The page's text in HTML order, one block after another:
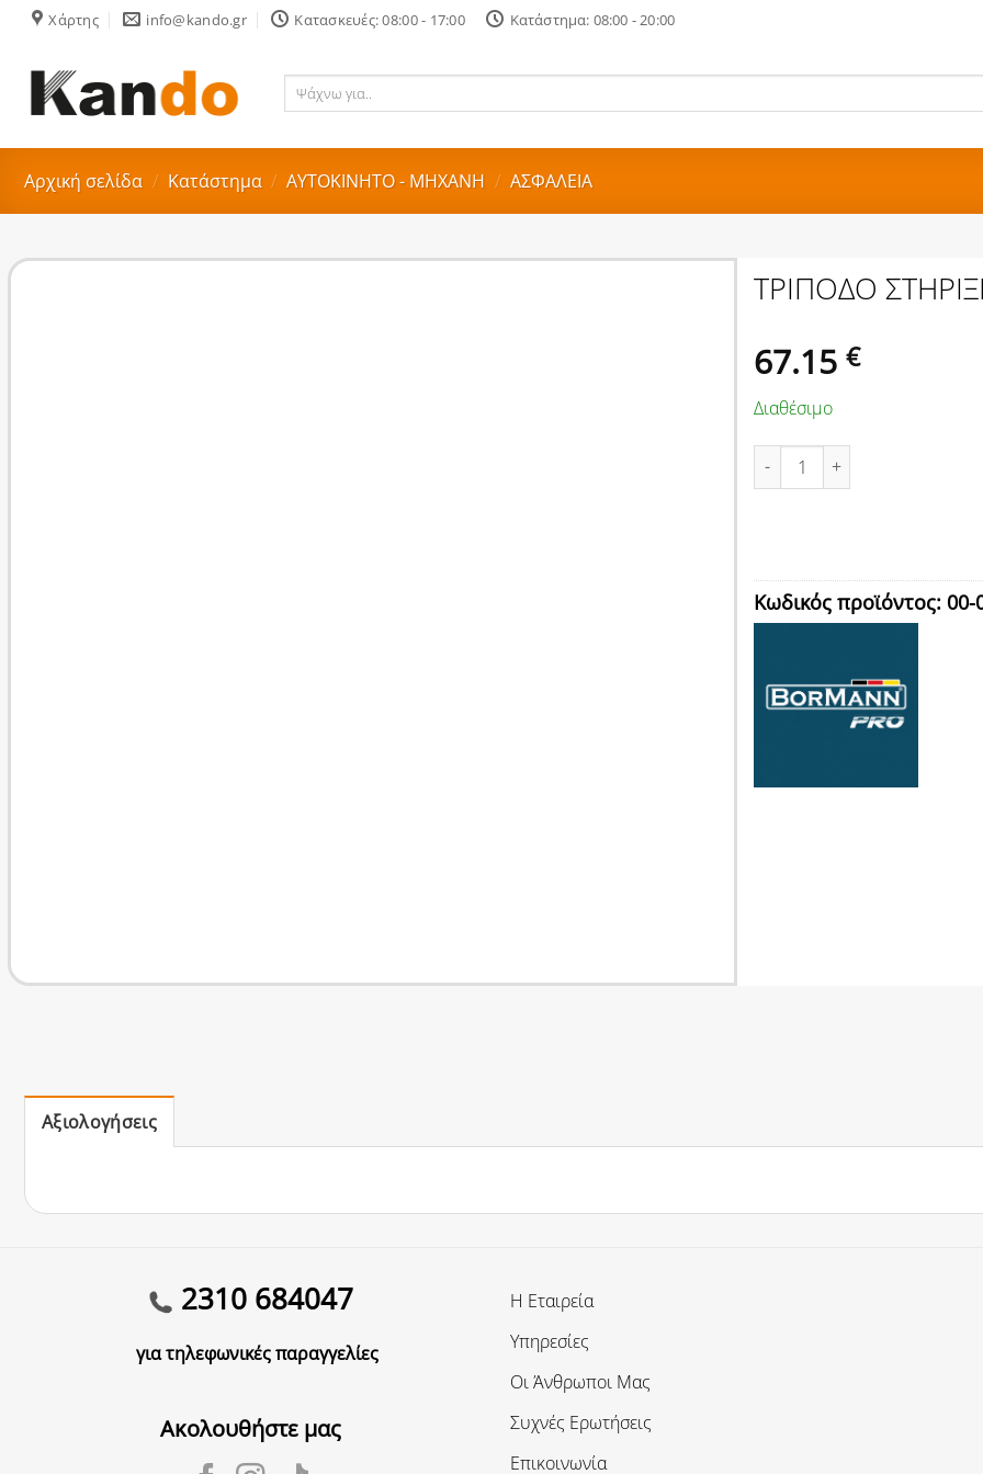
Skip
content
Χάρτης info@kando.gr Κατασκευές: 08:00 - 17:00 Κατάστημα: 08:00 - 20:00
Ψάχνω
Αρχική σελίδα / Κατάστημα / ΑΥΤΟΚΙΝΗΤΟ - ΜΗΧΑΝΗ / ΑΣΦΑΛΕΙΑ
ΤΡΙΠΟΔΟ
67.15 €
Διαθέσιμο
ΤΡΙΠΟΔΟ ΣΤΗΡΙΞΗΣ 6Ton
Κωδικός προϊόντος: 00-
Αξιολογήσεις
2310 684047
για τηλεφωνικές παραγγελίες
Ακολουθήστε μας
Η Εταιρεία
Υπηρεσίες
Οι Άνθρωποι Μας
Συχνές Ερωτήσεις
Επικοινωνία